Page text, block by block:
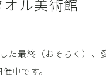
ル美術館
た最終（おそらく）
中です。